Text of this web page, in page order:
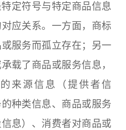
符号与特定商品信息
应关系。一方面，商标
服务而孤立存在；另一
载了商品或服务信息，
来源信息（提供者信
种类信息、商品或服务
息）、消费者对商品或